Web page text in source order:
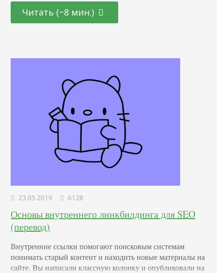
сервисы, включая Sistrix, RankRanger, Moz, SearchMetrics,
потому что они работают с данными
количеству страниц:…
Читать (~8 мин.)
23.05.2019 6128
Основы внутреннего линкбилдинга для SEO
(перевод)
Внутренние ссылки помогают поисковым системам
понимать старый контент и находить новые материалы на
сайте. Вы написали классную колонку и опубликовали на